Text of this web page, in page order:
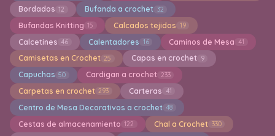
Bordados 12 Bufanda a crochet 32
Bufandas Knitting 15 Calcados tejidos 19
Calcetines 46 Calentadores 16 Caminos de Mesa 41
Camisetas en Crochet 25 Capas en crochet 9
Capuchas 50 Cardigan a crochet 233
Carpetas en crochet 293 Carteras 41
Centro de Mesa Decorativos a crochet 48
Cestas de almacenamiento 122 Chal a Crochet 330